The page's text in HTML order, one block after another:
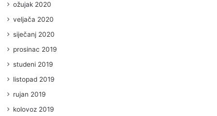
ožujak 2020
veljača 2020
siječanj 2020
prosinac 2019
studeni 2019
listopad 2019
rujan 2019
kolovoz 2019